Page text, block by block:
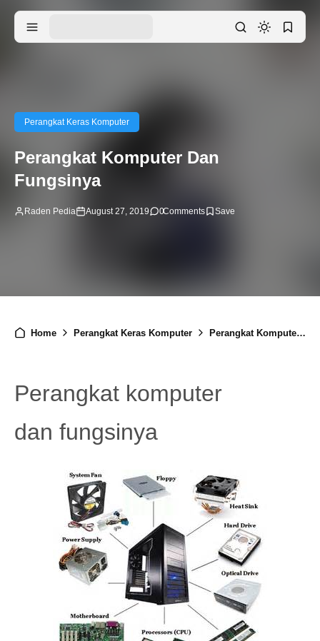
Perangkat Keras Komputer
Perangkat Komputer Dan
Fungsinya
Raden Pedia August 27, 2019 0Comments
Home Perangkat Keras Komputer Perangkat Komputer Dan Fungsinya
Perangkat komputer
dan fungsinya